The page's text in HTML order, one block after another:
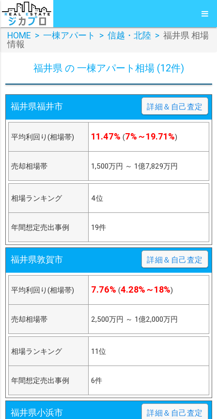
HOME > 一棟アパート > 信越・北陸 > 福井県 相場
情報
福井県 の 一棟アパート相場 (12件)
福井県福井市 詳細＆自己査定
平均利回り(相場帯) 11.47% (7%～19.71%)
売却相場帯 1,500万円 ～ 1億7,829万円
相場ランキング 4位
年間想定売出事例 19件
福井県敦賀市 詳細＆自己査定
平均利回り(相場帯) 7.76% (4.28%～18%)
売却相場帯 2,500万円 ～ 1億2,000万円
相場ランキング 11位
年間想定売出事例 6件
福井県小浜市 詳細＆自己査定